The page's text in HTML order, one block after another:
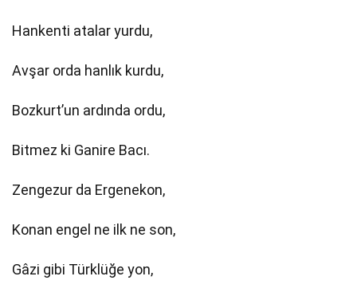
Hankenti atalar yurdu,
Avşar orda hanlık kurdu,
Bozkurt’un ardında ordu,
Bitmez ki Ganire Bacı.
Zengezur da Ergenekon,
Konan engel ne ilk ne son,
Gâzi gibi Türklüğe yon,